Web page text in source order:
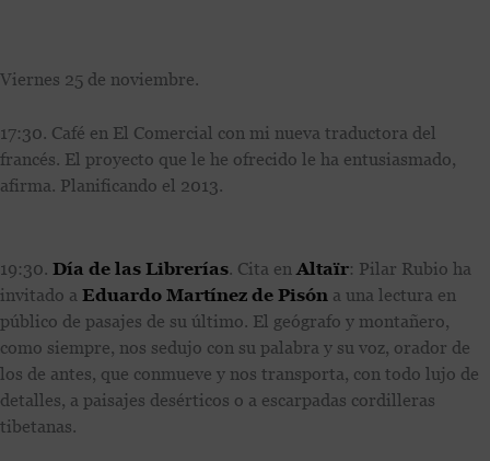
Viernes 25 de noviembre.
17:30. Café en El Comercial con mi nueva traductora del
francés. El proyecto que le he ofrecido le ha entusiasmado,
afirma. Planificando el 2013.
19:30. Día de las Librerías. Cita en Altaïr: Pilar Rubio ha
invitado a Eduardo Martínez de Pisón a una lectura en
público de pasajes de su último. El geógrafo y montañero,
como siempre, nos sedujo con su palabra y su voz, orador de
los de antes, que conmueve y nos transporta, con todo lujo de
detalles, a paisajes desérticos o a escarpadas cordilleras
tibetanas.